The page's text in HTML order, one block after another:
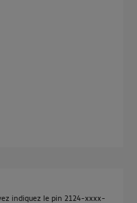
indiquez le pin 2124-xxxx-